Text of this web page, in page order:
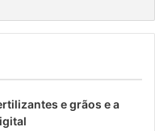
e grãos e a